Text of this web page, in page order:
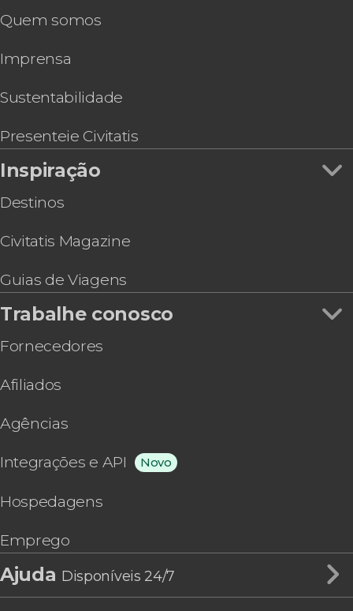
Quem somos
Imprensa
Sustentabilidade
Presenteie Civitatis
Inspiração
Destinos
Civitatis Magazine
Guias de Viagens
Trabalhe conosco
Fornecedores
Afiliados
Agências
Integrações e API Novo
Hospedagens
Emprego
Ajuda Disponíveis 24/7